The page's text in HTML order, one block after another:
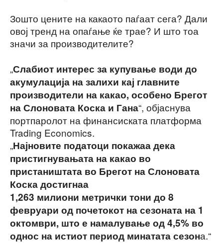
Зошто цените на какаото паѓаат сега? Дали
овој тренд на опаѓање ќе трае? И што тоа
значи за производителите?
„Слабиот интерес за купување води до
акумулација на залихи кај главните
производители на какао, особено Брегот
на Слоновата Коска и Гана“, објаснува
портпаролот на финансиската платформа
Trading Economics.
„Најновите податоци покажаа дека
пристигнувањата на какао во
пристаништата во Брегот на Слоновата
Коска достигнаа
1,263 милиони метрички тони до 8
февруари од почетокот на сезоната на 1
октомври, што е намалување од 4,5% во
однос на истиот период минатата сезона.“